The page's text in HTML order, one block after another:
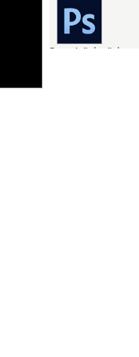
Brezplačni tečaj